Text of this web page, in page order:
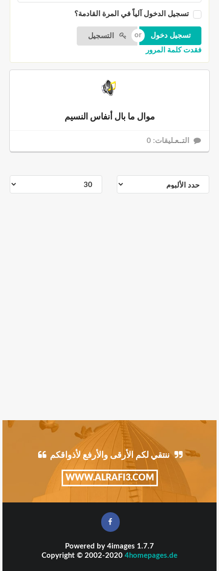
تسجيل الدخول آلياً في المرة القادمة؟
التسجيل
فقدت كلمة المرور
موال ما بال أنفاس النسيم
التــعـليقات: 0
ننتقي لكم الأرقى والأرفع لأذواقكم
WWW.ALRAFI3.COM
Powered by 4images 1.7.7
Copyright © 2002-2020 4homepages.de